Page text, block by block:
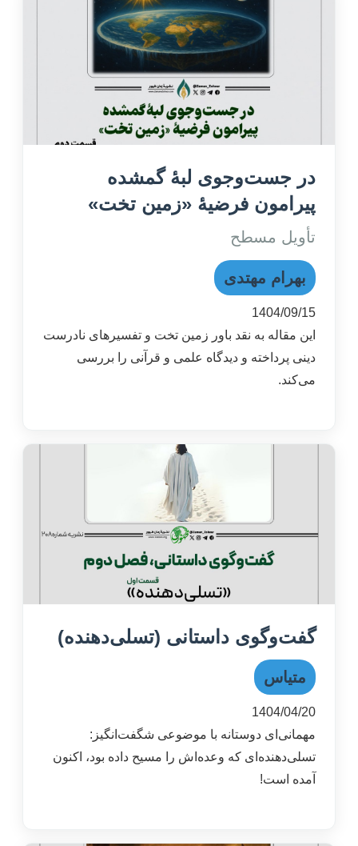
در جست‌وجوی لبۀ گمشده
پیرامون فرضیۀ «زمین تخت»
تأویل مسطح
بهرام مهتدی
1404/09/15
این مقاله به نقد باور زمین تخت و تفسیرهای نادرست
دینی پرداخته و دیدگاه علمی و قرآنی را بررسی
می‌کند.
گفت‌وگوی داستانی (تسلی‌دهنده)
متیاس
1404/04/20
مهمانی‌ای دوستانه با موضوعی شگفت‌انگیز:
تسلی‌دهنده‌ای که وعده‌اش را مسیح داده بود، اکنون
آمده است!